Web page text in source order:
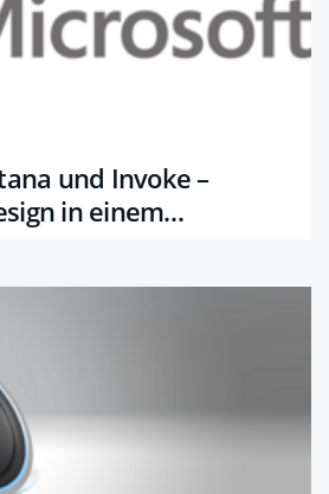
und Invoke –
in einem